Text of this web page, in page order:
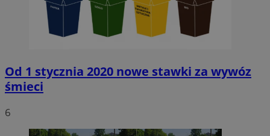
Od 1 stycznia 2020 nowe stawki za wywóz
śmieci
6